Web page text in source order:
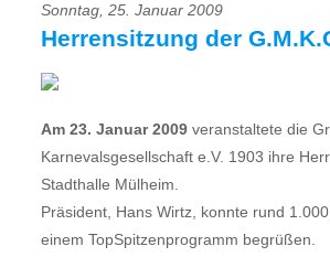
Sonntag, 25. Januar 2009
Herrensitzung der
Am 23. Januar 2009veranstaltete die
Karnevalsgesellschaft e.V. 1903 ihre
Stadthalle Mülheim.
Präsident, Hans Wirtz, konnte rund
einem TopSpitzenprogramm begrüßen.